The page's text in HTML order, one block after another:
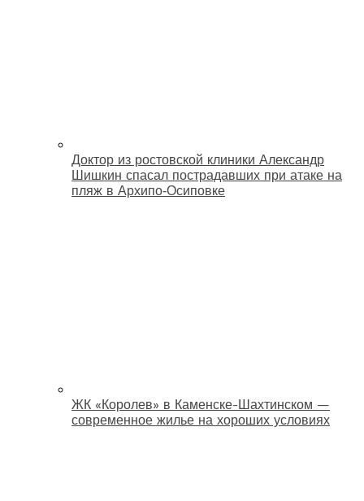
Доктор из ростовской клиники Александр
Шишкин спасал пострадавших при атаке на
пляж в Архипо‑Осиповке
ЖК «Королев» в Каменске-Шахтинском —
современное жилье на хороших условиях